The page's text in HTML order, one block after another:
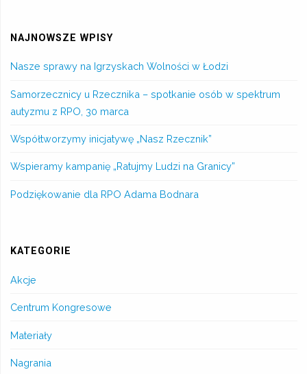
NAJNOWSZE WPISY
Nasze sprawy na Igrzyskach Wolności w Łodzi
Samorzecznicy u Rzecznika – spotkanie osób w spektrum
autyzmu z RPO, 30 marca
Współtworzymy inicjatywę „Nasz Rzecznik”
Wspieramy kampanię „Ratujmy Ludzi na Granicy”
Podziękowanie dla RPO Adama Bodnara
KATEGORIE
Akcje
Centrum Kongresowe
Materiały
Nagrania